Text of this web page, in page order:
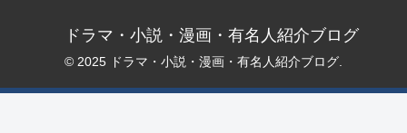
ドラマ・小説・漫画・有名人紹介ブログ
© 2025 ドラマ・小説・漫画・有名人紹介ブログ.